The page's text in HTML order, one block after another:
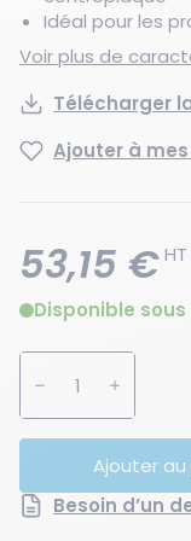
Idéal pour les
Voir plus de
Télécharger
Ajouter à
53,15 €HT
Disponible sous
Augmenter la
Ajouter
Besoin d’un